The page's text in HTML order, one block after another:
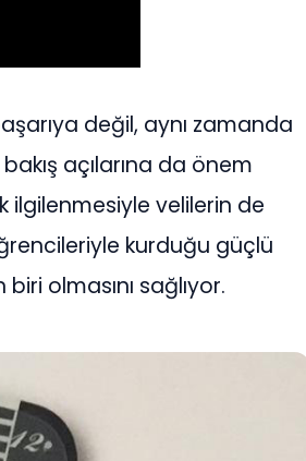
değil, aynı zamanda
açılarına da önem
ilgilenmesiyle velilerin de
kurduğu güçlü
olmasını sağlıyor.